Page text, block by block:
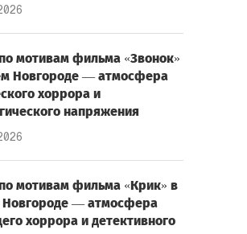
мотивам фильма «Звонок»
Новгороде — атмосфера
хоррора и
напряжения
мотивам фильма «Крик» в
— атмосфера
хоррора и детективного